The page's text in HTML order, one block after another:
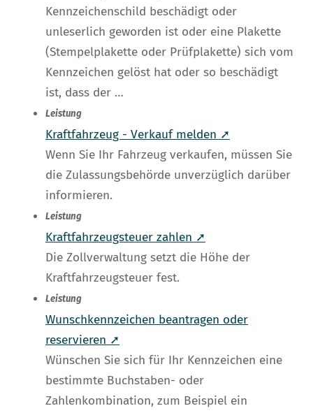
Kennzeichenschild beschädigt oder
unleserlich geworden ist oder eine Plakette
(Stempelplakette oder Prüfplakette) sich vom
Kennzeichen gelöst hat oder so beschädigt
ist, dass der …
Leistung
Kraftfahrzeug - Verkauf melden ➚
Wenn Sie Ihr Fahrzeug verkaufen, müssen Sie
die Zulassungsbehörde unverzüglich darüber
informieren.
Leistung
Kraftfahrzeugsteuer zahlen ➚
Die Zollverwaltung setzt die Höhe der
Kraftfahrzeugsteuer fest.
Leistung
Wunschkennzeichen beantragen oder
reservieren ➚
Wünschen Sie sich für Ihr Kennzeichen eine
bestimmte Buchstaben- oder
Zahlenkombination, zum Beispiel ein